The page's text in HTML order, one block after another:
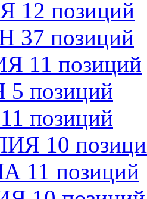
12 позиций
позиций
11 позиций
позиций
позиций
10
11 позиций